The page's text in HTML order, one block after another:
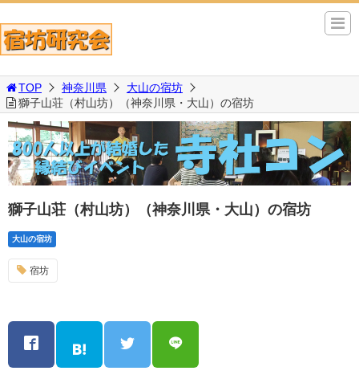
TOP 神奈川県
大山の宿坊
獅子山荘（村山坊）（神奈川県・大山）の宿坊
獅子山荘（村山坊）（神奈川県・大山）の宿坊
大山の宿坊
宿坊